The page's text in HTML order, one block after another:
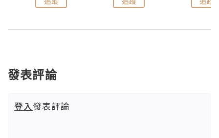
發表評論
登入發表評論